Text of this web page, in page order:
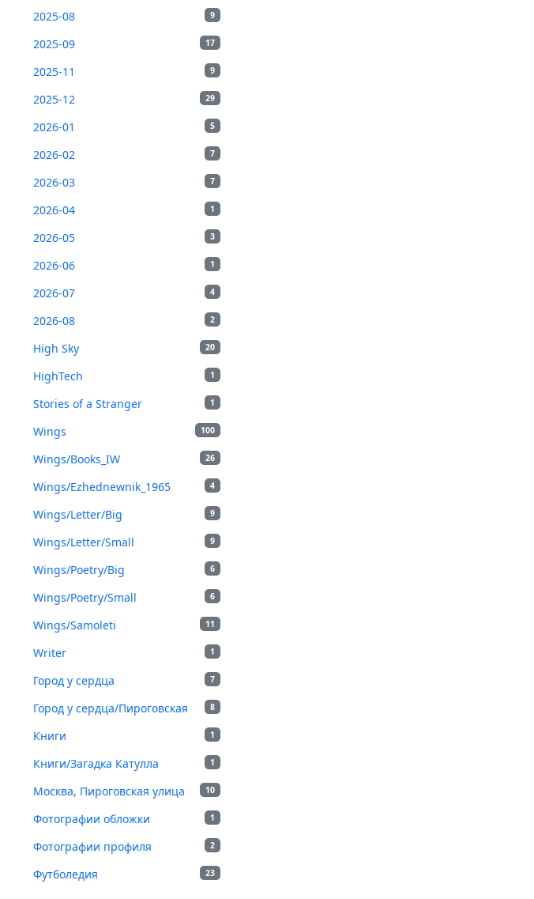
9
2025-08
17
2025-09
9
2025-11
29
2025-12
5
2026-01
7
2026-02
7
2026-03
1
2026-04
3
2026-05
1
2026-06
4
2026-07
2
2026-08
20
High Sky
1
HighTech
1
Stories of a Stranger
100
Wings
26
Wings/Books_IW
4
Wings/Ezhednewnik_1965
9
Wings/Letter/Big
9
Wings/Letter/Small
6
Wings/Poetry/Big
6
Wings/Poetry/Small
11
Wings/Samoleti
1
Writer
7
Город у сердца
8
Город у сердца/Пироговская
1
Книги
1
Книги/Загадка Катулла
10
Москва, Пироговская улица
1
Фотографии обложки
2
Фотографии профиля
23
Футболедия